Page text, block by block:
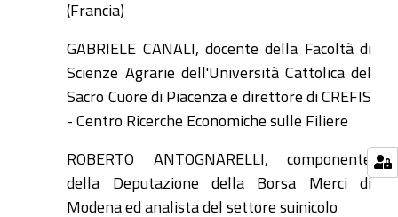
(Francia)
GABRIELE CANALI, docente della Facoltà di
Scienze Agrarie dell'Università Cattolica del
Sacro Cuore di Piacenza e direttore di CREFIS
- Centro Ricerche Economiche sulle Filiere
ROBERTO ANTOGNARELLI, componente
della Deputazione della Borsa Merci di
Modena ed analista del settore suinicolo